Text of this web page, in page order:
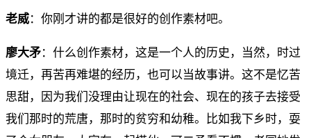
老威：你刚才讲的都是很好的创作素材吧。
廖大矛：什么创作素材，这是一个人的历史，当然，时过
境迁，再苦再难堪的经历，也可以当故事讲。这不是忆苦
思甜，因为我们没理由让现在的社会、现在的孩子去接受
我们那时的荒唐，那时的贫穷和幼稚。比如我下乡时，耍